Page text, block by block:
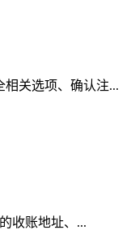
关选项、确认注...
收账地址、...